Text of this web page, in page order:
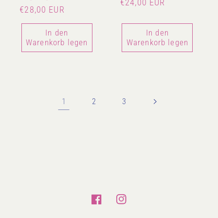
Normaler
Preis
€28,00 EUR
In den
Warenkorb legen
Normaler
€24,00 EUR
In den
Warenkorb legen
1 2 3
FacebookInstagram